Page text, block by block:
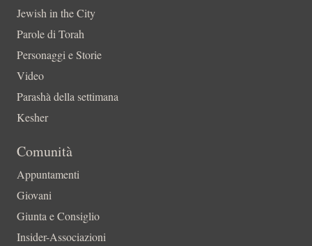
Jewish in the City
Parole di Torah
Personaggi e Storie
Video
Parashà della settimana
Kesher
Comunità
Appuntamenti
Giovani
Giunta e Consiglio
Insider-Associazioni